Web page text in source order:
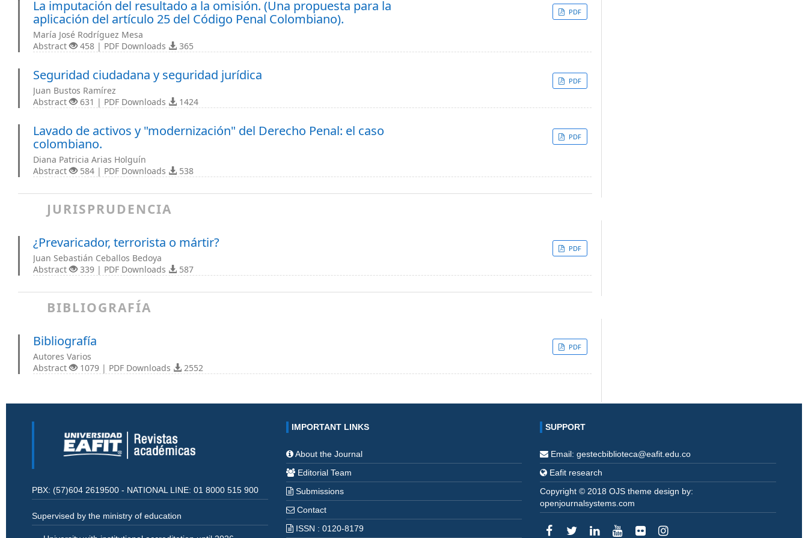
La imputación del resultado a la omisión. (Una propuesta para la
aplicación del artículo 25 del Código Penal Colombiano).
María José Rodríguez Mesa
Abstract
458 | PDF Downloads 365
PDF
Seguridad ciudadana y seguridad jurídica
Juan Bustos Ramírez
Abstract
631 | PDF Downloads 1424
PDF
Lavado de activos y "modernización" del Derecho Penal: el caso
colombiano.
Diana Patricia Arias Holguín
Abstract
584 | PDF Downloads 538
PDF
JURISPRUDENCIA
¿Prevaricador, terrorista o mártir?
Juan Sebastián Ceballos Bedoya
Abstract
339 | PDF Downloads 587
PDF
BIBLIOGRAFÍA
Bibliografía
Autores Varios
Abstract
1079 | PDF Downloads 2552
PDF
PBX: (57)604 2619500 - NATIONAL LINE: 01 8000 515 900
Supervised by the ministry of education
IMPORTANT LINKS
About the Journal
Editorial Team
Submissions
Contact
ISSN : 0120-8179
SUPPORT
Email: gestecbiblioteca@eafit.edu.co
Eafit research
Copyright © 2018 OJS theme design by:
openjournalsystems.com